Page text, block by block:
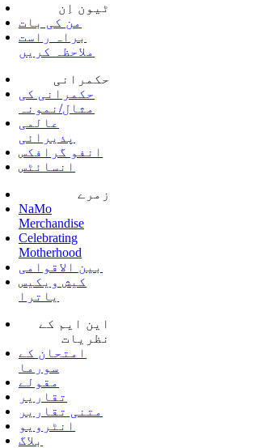
ٹیون اِن
من کی بات
براہ راست
ملاحظہ کریں
حکمرانی
حکمرانی کی
مثال/نمونہ
عالمی
پذیرائی
انفو گرافکس
انسائٹس
زمرے
NaMo
Merchandise
Celebrating
Motherhood
بین الاقوامی
کیش ویکیس
یاترا
این ایم کے
نظریات
امتحان کے
سورما
مقولے
تقاریر
متنی تقاریر
انٹرویو
بلاگ